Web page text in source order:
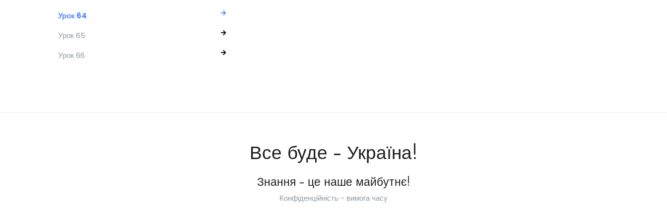
Урок 64
Урок 65
Урок 66
Все буде - Україна!
Знання - це наше майбутнє!
Конфіденційність - вимога часу